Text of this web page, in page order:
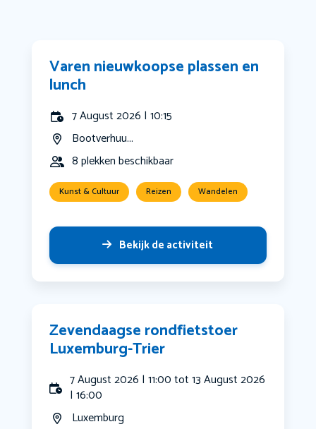
Varen nieuwkoopse plassen en
lunch
7 August 2026 | 10:15
Bootverhuu...
8 plekken beschikbaar
Kunst & Cultuur Reizen Wandelen
Bekijk de activiteit
Zevendaagse rondfietstoer
Luxemburg-Trier
7 August 2026 | 11:00 tot 13 August 2026
| 16:00
Luxemburg